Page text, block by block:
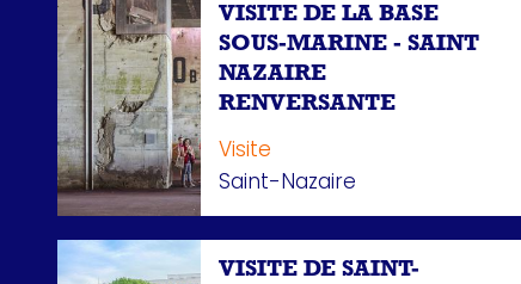
VISITE DE LA BASE
SOUS-MARINE - SAINT
NAZAIRE
RENVERSANTE
Visite
Saint-Nazaire
VISITE DE SAINT-